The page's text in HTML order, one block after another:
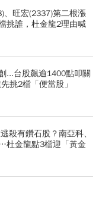
、旺宏(2337)第二根漲
挑誰，杜金龍2理由喊
...台股飆逾1400點叩關
挑2檔「便當股」
殺有鑽石股？南亞科、
杜金龍點3檔迎「黃金